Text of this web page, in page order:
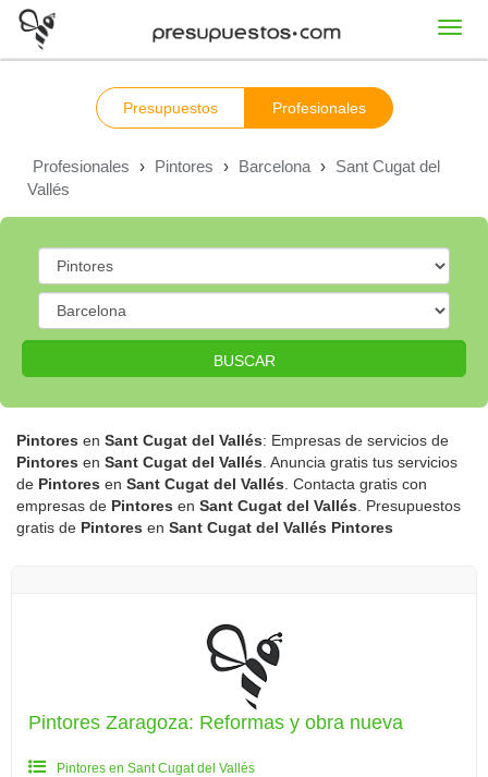
Presupuestos Profesionales
Profesionales › Pintores › Barcelona › Sant Cugat del
Vallés
BUSCAR
Pintores en Sant Cugat del Vallés: Empresas de servicios de
Pintores en Sant Cugat del Vallés . Anuncia gratis tus servicios
de Pintores en Sant Cugat del Vallés . Contacta gratis con
empresas de Pintores en Sant Cugat del Vallés . Presupuestos
gratis de Pintores en Sant Cugat del Vallés Pintores
Pintores Zaragoza: Reformas y obra nueva
Pintores en Sant Cugat del Vallés